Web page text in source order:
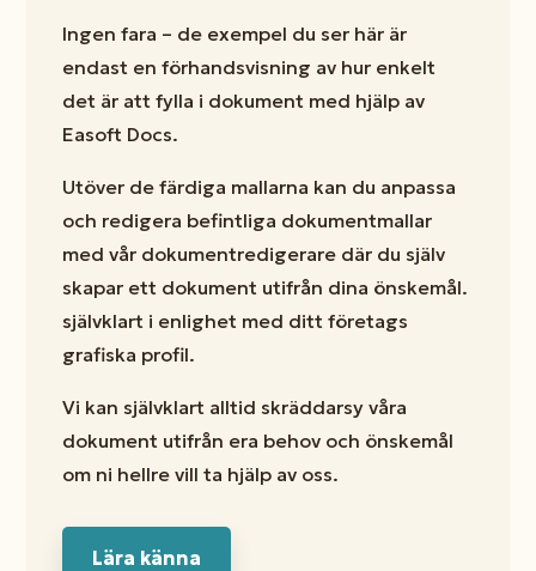
Ingen fara – de exempel du ser här är
endast en förhandsvisning av hur enkelt
det är att fylla i dokument med hjälp av
Easoft Docs.
Utöver de färdiga mallarna kan du anpassa
och redigera befintliga dokumentmallar
med vår dokumentredigerare där du själv
skapar ett dokument utifrån dina önskemål.
självklart i enlighet med ditt företags
grafiska profil.
Vi kan självklart alltid skräddarsy våra
dokument utifrån era behov och önskemål
om ni hellre vill ta hjälp av oss.
Lära känna